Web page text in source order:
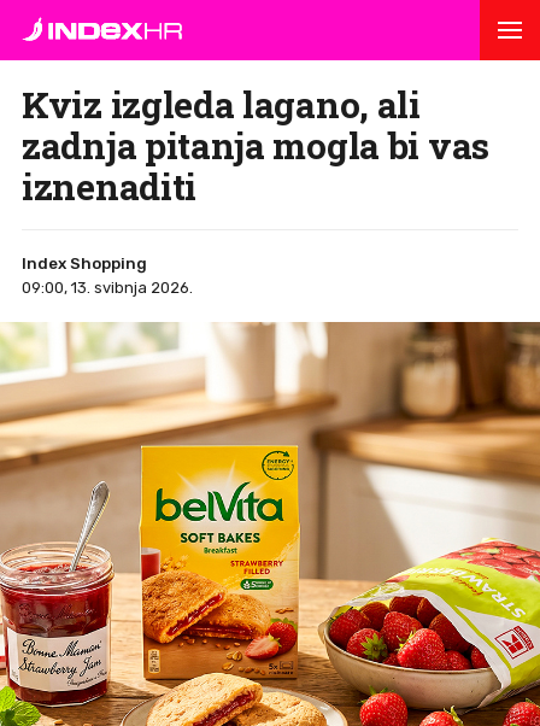
Kviz izgleda lagano, ali
zadnja pitanja mogla bi vas
iznenaditi
Index Shopping
09:00, 13. svibnja 2026.